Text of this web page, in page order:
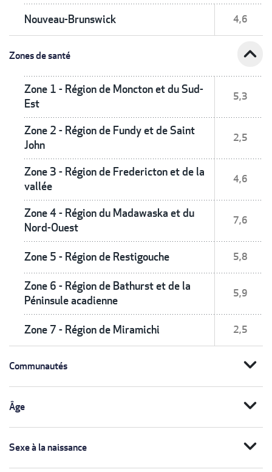
Nouveau-Brunswick 4,6
Zones de santé expand_less
Zone 1 - Région de Moncton et du Sud-
Est
5,3
Zone 2 - Région de Fundy et de Saint
John
2,5
Zone 3 - Région de Fredericton et de la
vallée
4,6
Zone 4 - Région du Madawaska et du
Nord-Ouest
7,6
Zone 5 - Région de Restigouche 5,8
Zone 6 - Région de Bathurst et de la
Péninsule acadienne
5,9
Zone 7 - Région de Miramichi 2,5
Communautés expand_more
Âge expand_more
Sexe à la naissance expand_more